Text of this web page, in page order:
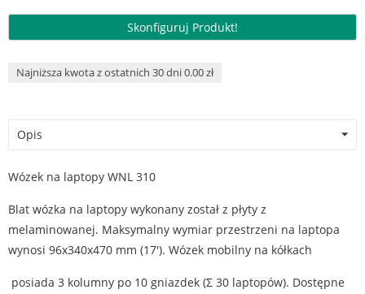
Skonfiguruj Produkt!
Najniższa kwota z ostatnich 30 dni 0.00 zł
Opis
Wózek na laptopy WNL 310
Blat wózka na laptopy wykonany został z płyty z
melaminowanej. Maksymalny wymiar przestrzeni na laptopa
wynosi 96x340x470 mm (17'). Wózek mobilny na kółkach
posiada 3 kolumny po 10 gniazdek (Σ 30 laptopów). Dostępne